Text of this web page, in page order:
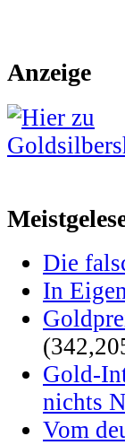
Anzeige
Die
In
Gold-
nichts
Vom